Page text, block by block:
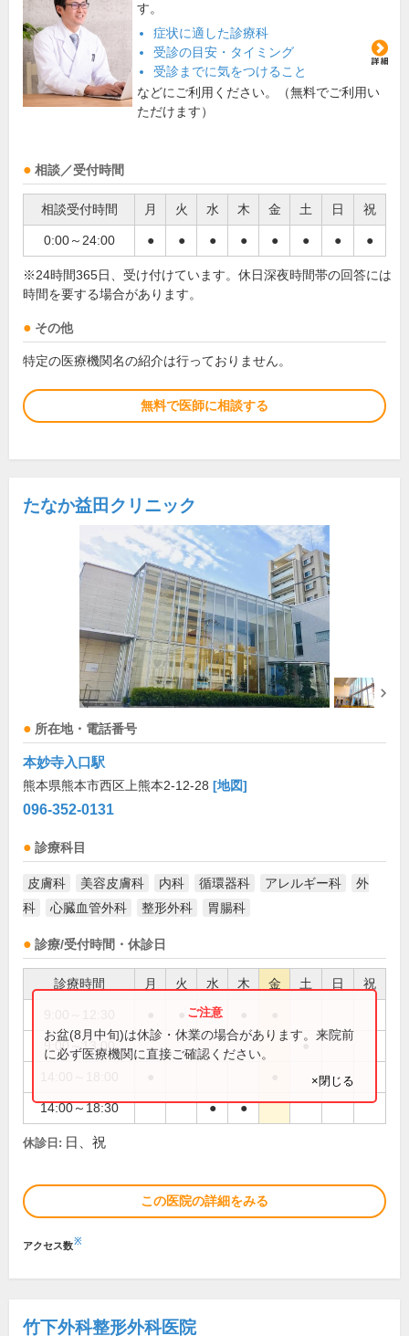
す。
症状に適した診療科
受診の目安・タイミング
受診までに気をつけること
などにご利用ください。（無料でご利用い
ただけます）
相談／受付時間
相談受付時間 月 火 水 木 金 土 日 祝
0:00～24:00 ● ● ● ● ● ● ● ●
※24時間365日、受け付けています。休日深夜時間帯の回答には
時間を要する場合があります。
その他
特定の医療機関名の紹介は行っておりません。
無料で医師に相談する
たなか益田クリニック
所在地・電話番号
本妙寺入口駅
熊本県熊本市西区上熊本2-12-28 [地図]
096-352-0131
診療科目
皮膚科 美容皮膚科 内科 循環器科 アレルギー科
外
科
心臓血管外科 整形外科 胃腸科
診療/受付時間・休診日
診療時間 月 火 水 木 金 土 日 祝
●
9:00～13:00 ●
14:00～18:30 ● ●
お盆(8月中旬)は休診・休業の場合があります。来院前
に必ず医療機関に直接ご確認ください。
×閉じる
休診日: 日、祝
この医院の詳細をみる
アクセス数※
竹下外科整形外科医院